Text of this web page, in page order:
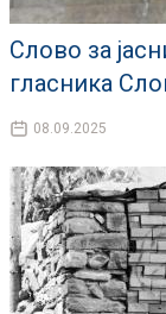
Слово за
гласника
08.09.2025